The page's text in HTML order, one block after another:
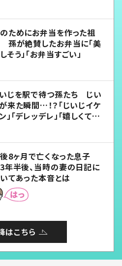
ためにお弁当を作った祖
孫が絶賛したお弁当に「美
そう」「お弁当すごい」
じを駅で待つ孫たち じい
来た瞬間…！？「じいじイケ
」「デレッデレ」「嬉しくて可
8ヶ月で亡くなった息子
年半後、当時の妻の日記に
てあった本音とは
はこちら